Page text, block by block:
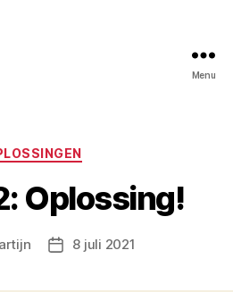
Menu
Categorieën
Oplossing!
Berichtdatum
8 juli 2021